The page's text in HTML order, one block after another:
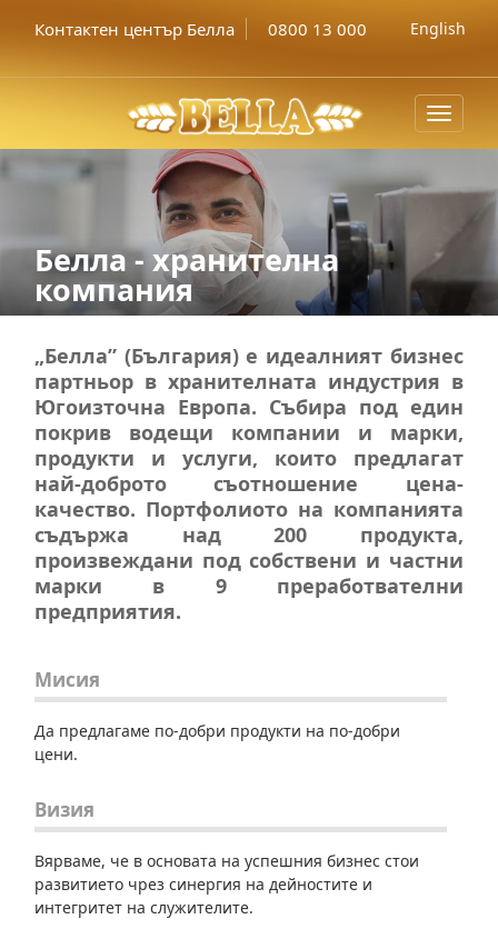
Контактен център Белла 0800 13 000 English
Toggle
Белла - хранителна
компания
„Белла” (България) е идеалният бизнес
партньор в хранителната индустрия в
Югоизточна Европа. Събира под един
покрив водещи компании и марки,
продукти и услуги, които предлагат
най-доброто съотношение цена-
качество. Портфолиото на компанията
съдържа над 200 продукта,
произвеждани под собствени и частни
марки в 9 преработвателни
предприятия.
Мисия
Да предлагаме по-добри продукти на по-добри
цени.
Визия
Вярваме, че в основата на успешния бизнес стои
развитието чрез синергия на дейностите и
интегритет на служителите.